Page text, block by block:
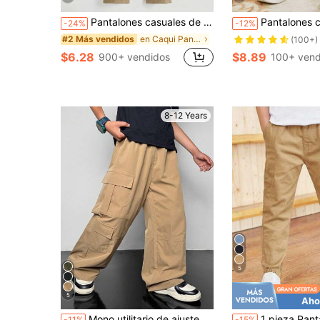
-24% Pantalones casuales de unicolor con bolsillo para niño preadolescente
#2 Más vendidos en Caqui Pantalones para niños preadolescentes
$6.28 900+ vendidos
-12% Pantalones casuales de pierna recta
(100+)
$8.89 100+
8-12 Years
5
5
#9 Más vendidos